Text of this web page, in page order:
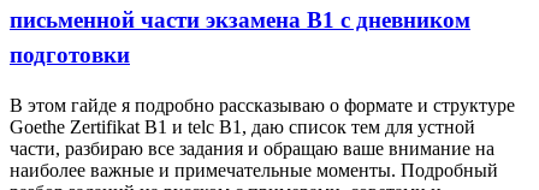
письменной части экзамена B1 с дневником
подготовки
В этом гайде я подробно рассказываю о формате и структуре
Goethe Zertifikat B1 и telc B1, даю список тем для устной
части, разбираю все задания и обращаю ваше внимание на
наиболее важные и примечательные моменты. Подробный